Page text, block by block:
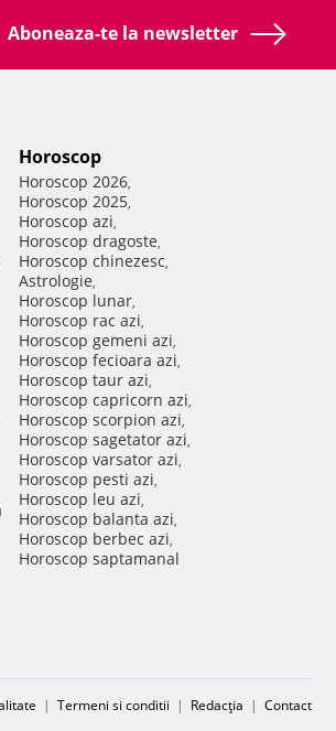
Aboneaza-te la newsletter
Horoscop
Horoscop 2026,
Horoscop 2025,
Horoscop azi,
Horoscop dragoste,
Horoscop chinezesc,
Astrologie,
Horoscop lunar,
Horoscop rac azi,
Horoscop gemeni azi,
Horoscop fecioara azi,
Horoscop taur azi,
Horoscop capricorn azi,
Horoscop scorpion azi,
Horoscop sagetator azi,
Horoscop varsator azi,
Horoscop pesti azi,
Horoscop leu azi,
Horoscop balanta azi,
Horoscop berbec azi,
Horoscop saptamanal
| Termeni si conditii | Redacţia | Contact